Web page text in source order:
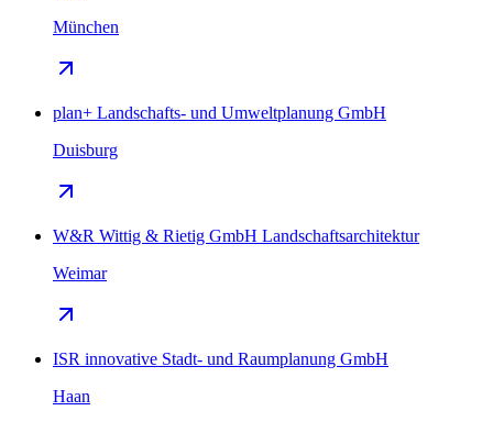
München
plan+ Landschafts- und Umweltplanung GmbH
Duisburg
W&R Wittig & Rietig GmbH Landschaftsarchitektur
Weimar
ISR innovative Stadt- und Raumplanung GmbH
Haan